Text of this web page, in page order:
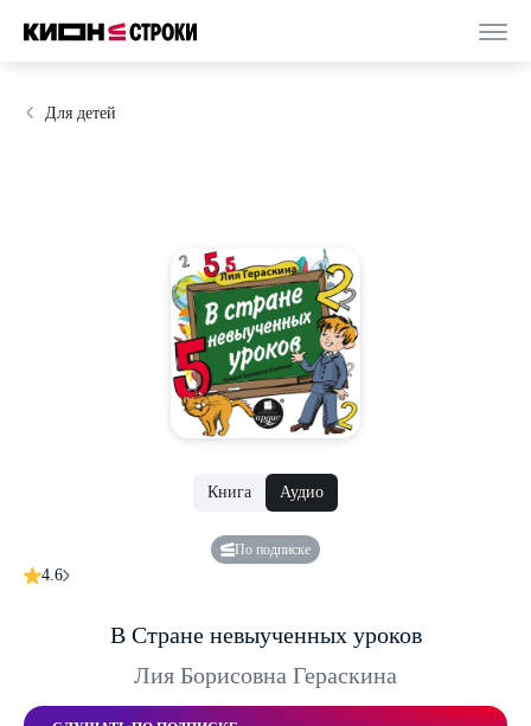
Для детей
Книга Аудио
По подписке
4.6
В Стране невыученных уроков
Лия Борисовна Гераскина